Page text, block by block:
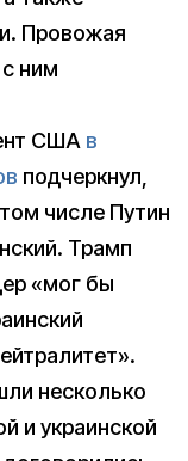
Провожая
ним
США в
подчеркнул,
числе Путин
Трамп
«мог бы
несколько
и украинской